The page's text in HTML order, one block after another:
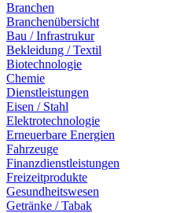
Branchen
Branchenübersicht
Bau / Infrastrukur
Bekleidung / Textil
Biotechnologie
Chemie
Dienstleistungen
Eisen / Stahl
Elektrotechnologie
Erneuerbare Energien
Fahrzeuge
Finanzdienstleistungen
Freizeitprodukte
Gesundheitswesen
Getränke / Tabak